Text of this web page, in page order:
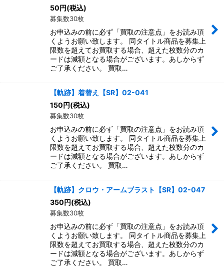
50円(税込)
募集数30枚
お申込みの前に必ず「買取の注意点」をお読み頂
くようお願い致します。 同タイトル商品を募集上
限数を超えてお買取する場合、超えた枚数分のカ
ードは減額となる場合がございます。あしからず
ご了承ください。 買取…
【軌跡】着替え【SR】02-041
150円(税込)
募集数30枚
お申込みの前に必ず「買取の注意点」をお読み頂
くようお願い致します。 同タイトル商品を募集上
限数を超えてお買取する場合、超えた枚数分のカ
ードは減額となる場合がございます。あしからず
ご了承ください。 買取…
【軌跡】クロウ・アームブラスト【SR】02-047
350円(税込)
募集数30枚
お申込みの前に必ず「買取の注意点」をお読み頂
くようお願い致します。 同タイトル商品を募集上
限数を超えてお買取する場合、超えた枚数分のカ
ードは減額となる場合がございます。あしからず
ご了承ください。 買取…